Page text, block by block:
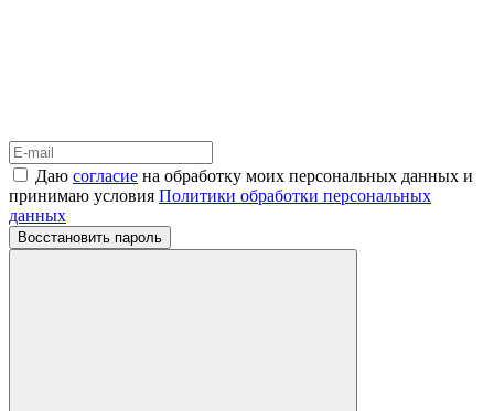
Даю согласие на обработку моих персональных данных и
принимаю условия Политики обработки персональных
данных
Восстановить пароль